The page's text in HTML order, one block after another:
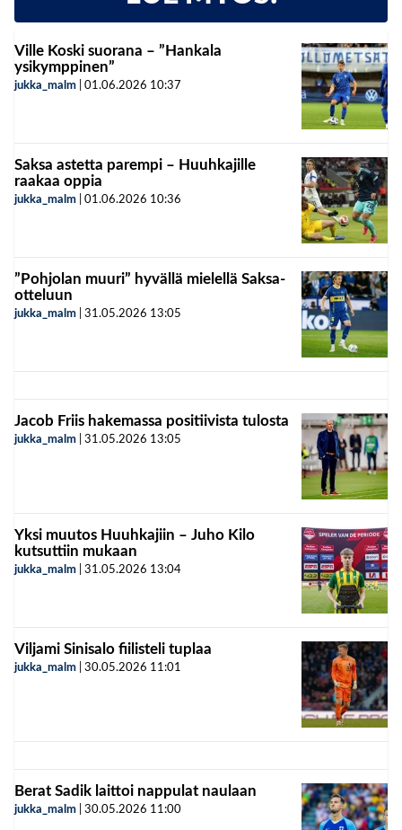
Ville Koski suorana – ”Hankala
ysikymppinen”
jukka_malm 01.06.2026 10:37
Saksa astetta parempi – Huuhkajille
raakaa oppia
jukka_malm 01.06.2026 10:36
”Pohjolan muuri” hyvällä mielellä Saksa-
otteluun
jukka_malm 31.05.2026 13:05
Jacob Friis hakemassa positiivista tulosta
jukka_malm 31.05.2026 13:05
Yksi muutos Huuhkajiin – Juho Kilo
kutsuttiin mukaan
jukka_malm 31.05.2026 13:04
Viljami Sinisalo fiilisteli tuplaa
jukka_malm 30.05.2026 11:01
Berat Sadik laittoi nappulat naulaan
jukka_malm 30.05.2026 11:00